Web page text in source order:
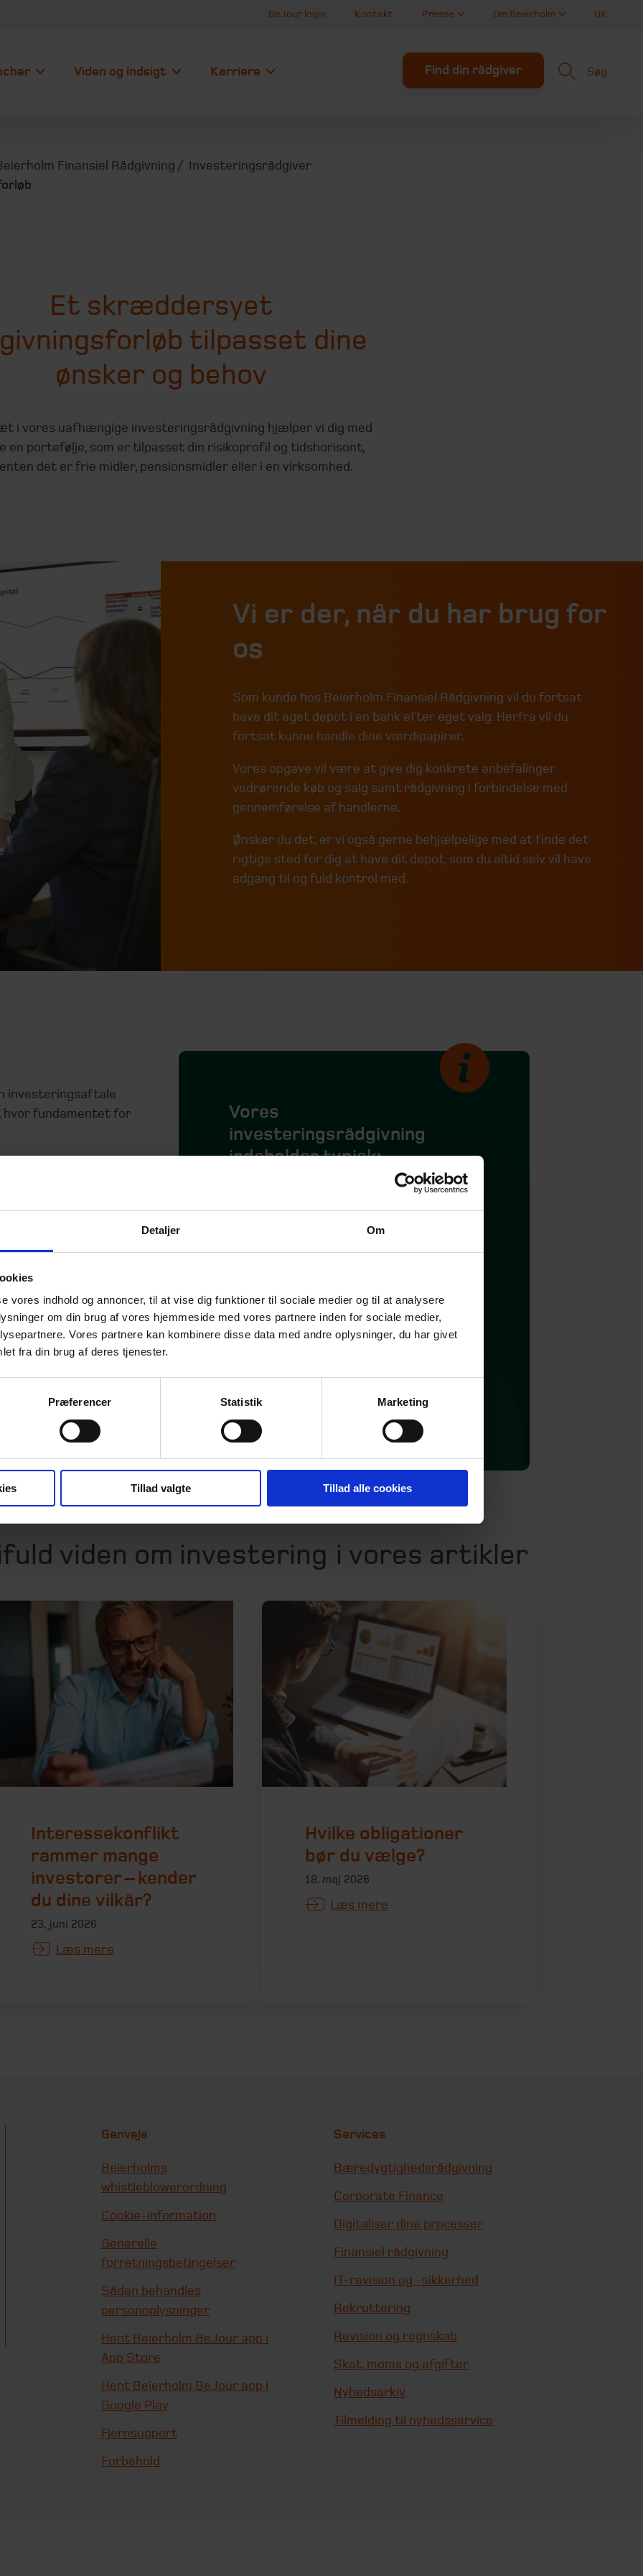
Detaljer Om
vores indhold og annoncer, til at vise dig funktioner til sociale medier og til at analysere
om din brug af vores hjemmeside med vores partnere inden for sociale medier,
Vores partnere kan kombinere disse data med andre oplysninger, du har givet
fra din brug af deres tjenester.
Præferencer Statistik Marketing
Tillad valgte Tillad alle cookies
BeJour login Kontakt Presse Om Beierholm UK
Viden og indsigt Karriere Find din rådgiver Søg
Finansiel Rådgivning
Investeringsrådgiver
Et skræddersyet
tilpasset dine
ønsker og behov
i vores uafhængige investeringsrådgivning hjælper vi dig med
en portefølje, som er tilpasset din risikoprofil og tidshorisont,
det er frie midler, pensionsmidler eller i en virksomhed.
Vi er der, når du har brug for
os
Som kunde hos Beierholm Finansiel Rådgivning vil du fortsat
have dit eget depot i en bank efter eget valg. Herfra vil du
fortsat kunne handle dine værdipapirer.
Vores opgave vil være at give dig konkrete anbefalinger
vedrørende køb og salg samt rådgivning i forbindelse med
gennemførelse af handlerne.
Ønsker du det, er vi også gerne behjælpelige med at finde det
rigtige sted for dig at have dit depot, som du altid selv vil have
adgang til og fuld kontrol med.
investeringsaftale
hvor fundamentet for
opfølgning og det
er med hele vejen
der skulle opstå
afklaringer.
behovet i den
Som
pris efter aftale eller
individuelt ud
Typisk mellem
Vores
investeringsrådgivning
indeholder typisk:
Analyse af nuværende investeringer.
Fastlæggelse af din investeringsprofil.
Helhedsrådgivning, hvor
investeringsløsninger udarbejdes med
Vejledning til udførelse af ændringer.
Rådgivning om skattemæssige forhold
Læs mere om vores services her
viden om investering i vores artikler
Interessekonflikt
rammer mange
investorer – kender
du dine vilkår?
23. juni 2026
Læs mere
Hvilke obligationer
bør du vælge?
18. maj 2026
Læs mere
Genveje
Beierholms
whistleblowerordning
Cookie-information
Generelle
forretningsbetingelser
Sådan behandles
personoplysninger
Hent Beierholm BeJour app i
App Store
Hent Beierholm BeJour app i
Google Play
Fjernsupport
Forbehold
Services
Bæredygtighedsrådgivning
Corporate Finance
Digitaliser dine processer
Finansiel rådgivning
IT-revision og -sikkerhed
Rekruttering
Revision og regnskab
Skat, moms og afgifter
Nyhedsarkiv
Tilmelding til nyhedsservice